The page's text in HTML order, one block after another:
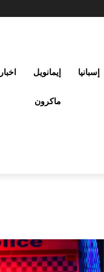
إسبانيا إيمانويل
ماكرون
اخبار